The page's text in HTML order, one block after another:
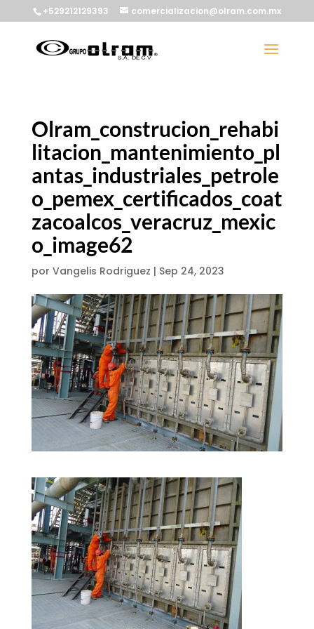
+529212129393 comercializacion@olram.com.mx
Olram_construcion_rehabi
litacion_mantenimiento_pl
antas_industriales_petrole
o_pemex_certificados_coat
zacoalcos_veracruz_mexic
o_image62
por Vangelis Rodriguez | Sep 24, 2023